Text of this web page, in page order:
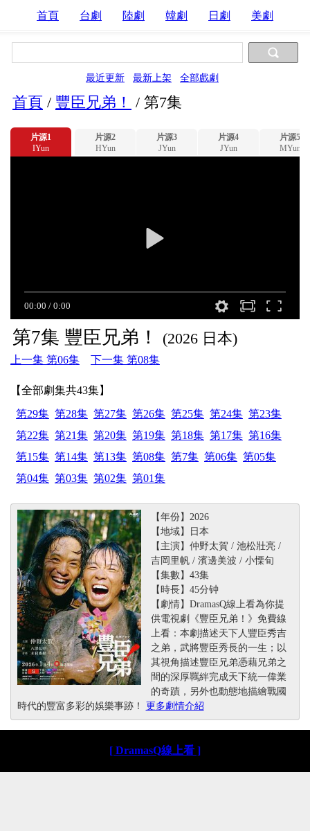
首頁 台劇 陸劇 韓劇 日劇 美劇
最近更新 最新上架 全部戲劇
首頁 / 豐臣兄弟！ / 第7集
片源1
IYun
片源2
HYun
片源3
JYun
片源4
JYun
片源5
MYun
00:00 / 0:00
第7集 豐臣兄弟！ (2026 日本)
上一集 第06集 下一集 第08集
【全部劇集共43集】
第29集 第28集 第27集 第26集 第25集 第24集 第23集
第22集 第21集 第20集 第19集 第18集 第17集 第16集
第15集 第14集 第13集 第08集 第7集 第06集 第05集
第04集 第03集 第02集 第01集
【年份】2026
【地域】日本
【主演】仲野太賀 / 池松壯亮 /
吉岡里帆 / 濱邊美波 / 小慄旬
【集數】43集
【時長】45分钟
【劇情】DramasQ線上看為你提
供電視劇《豐臣兄弟！》免費線
上看：本劇描述天下人豐臣秀吉
之弟，武將豐臣秀長的一生；以
其視角描述豐臣兄弟憑藉兄弟之
間的深厚羈絆完成天下統一偉業
的奇蹟，另外也動態地描繪戰國
時代的豐富多彩的娛樂事跡！ 更多劇情介紹
[ DramasQ線上看 ]